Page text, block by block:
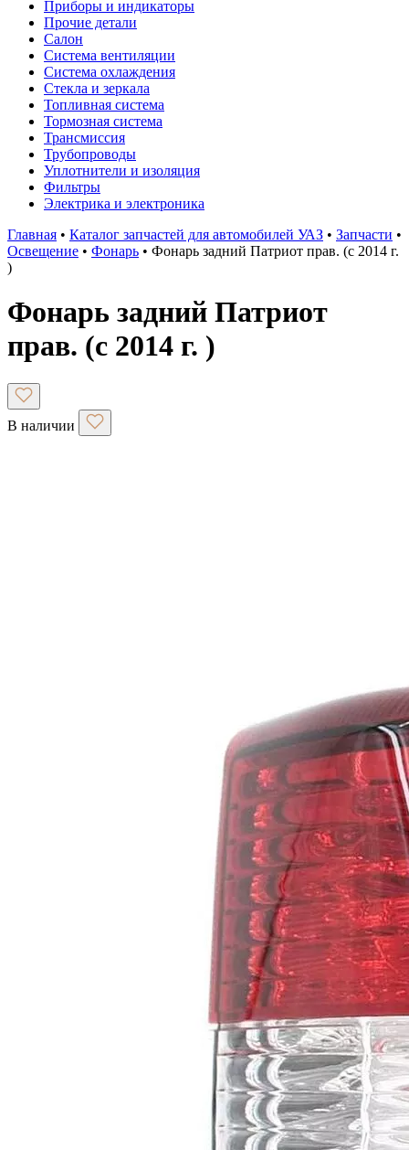
Приборы и индикаторы
Прочие детали
Салон
Система вентиляции
Система охлаждения
Стекла и зеркала
Топливная система
Тормозная система
Трансмиссия
Трубопроводы
Уплотнители и изоляция
Фильтры
Электрика и электроника
Главная • Каталог запчастей для автомобилей УАЗ • Запчасти •
Освещение • Фонарь • Фонарь задний Патриот прав. (с 2014 г.
)
Фонарь задний Патриот
прав. (с 2014 г. )
В наличии